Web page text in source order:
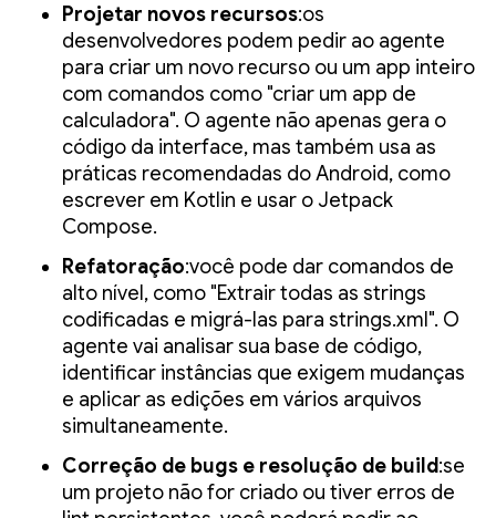
Projetar novos recursos:os
desenvolvedores podem pedir ao agente
para criar um novo recurso ou um app inteiro
com comandos como "criar um app de
calculadora". O agente não apenas gera o
código da interface, mas também usa as
práticas recomendadas do Android, como
escrever em Kotlin e usar o Jetpack
Compose.
Refatoração:você pode dar comandos de
alto nível, como "Extrair todas as strings
codificadas e migrá-las para strings.xml". O
agente vai analisar sua base de código,
identificar instâncias que exigem mudanças
e aplicar as edições em vários arquivos
simultaneamente.
Correção de bugs e resolução de build:se
um projeto não for criado ou tiver erros de